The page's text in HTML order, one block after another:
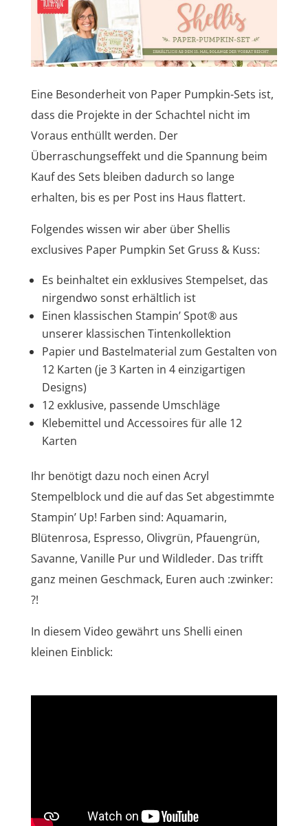
Eine Besonderheit von Paper Pumpkin-Sets ist,
dass die Projekte in der Schachtel nicht im
Voraus enthüllt werden. Der
Überraschungseffekt und die Spannung beim
Kauf des Sets bleiben dadurch so lange
erhalten, bis es per Post ins Haus flattert.
Folgendes wissen wir aber über Shellis
exclusives Paper Pumpkin Set Gruss & Kuss:
Es beinhaltet ein exklusives Stempelset, das
nirgendwo sonst erhältlich ist
Einen klassischen Stampin’ Spot® aus
unserer klassischen Tintenkollektion
Papier und Bastelmaterial zum Gestalten von
12 Karten (je 3 Karten in 4 einzigartigen
Designs)
12 exklusive, passende Umschläge
Klebemittel und Accessoires für alle 12
Karten
Ihr benötigt dazu noch einen Acryl
Stempelblock und die auf das Set abgestimmte
Stampin’ Up! Farben sind: Aquamarin,
Blütenrosa, Espresso, Olivgrün, Pfauengrün,
Savanne, Vanille Pur und Wildleder. Das trifft
ganz meinen Geschmack, Euren auch :zwinker:
?!
In diesem Video gewährt uns Shelli einen
kleinen Einblick: